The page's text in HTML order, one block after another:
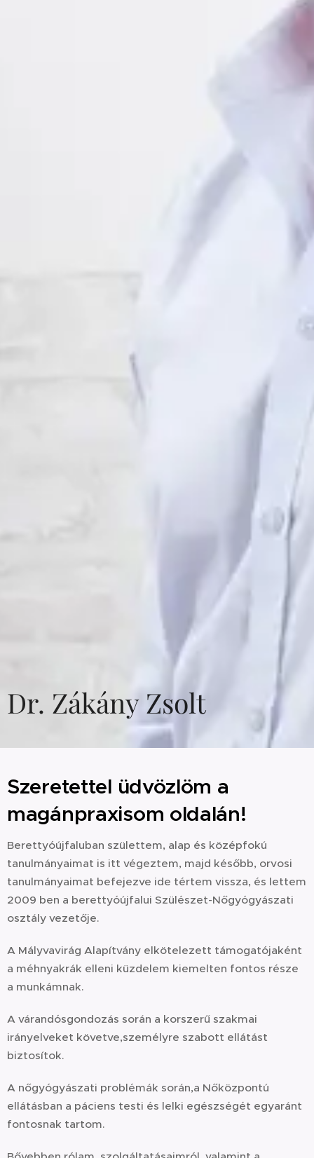
Dr. Zákány Zsolt
Szeretettel üdvözlöm a
magánpraxisom oldalán!
Berettyóújfaluban születtem, alap és középfokú
tanulmányaimat is itt végeztem, majd később, orvosi
tanulmányaimat befejezve ide tértem vissza, és lettem
2009 ben a berettyóújfalui Szülészet-Nőgyógyászati
osztály vezetője.
A Mályvavirág Alapítvány elkötelezett támogatójaként
a méhnyakrák elleni küzdelem kiemelten fontos része
a munkámnak.
A várandósgondozás során a korszerű szakmai
irányelveket követve,személyre szabott ellátást
biztosítok.
A nőgyógyászati problémák során,a Nőközpontú
ellátásban a páciens testi és lelki egészségét egyaránt
fontosnak tartom.